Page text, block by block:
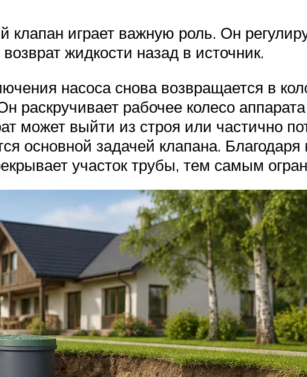
клапан играет важную роль. Он
жидкости назад в источник.
насоса снова возвращается в
раскручивает рабочее колесо
может выйти из строя или частично
основной задачей клапана. Благодаря
участок трубы, тем самым